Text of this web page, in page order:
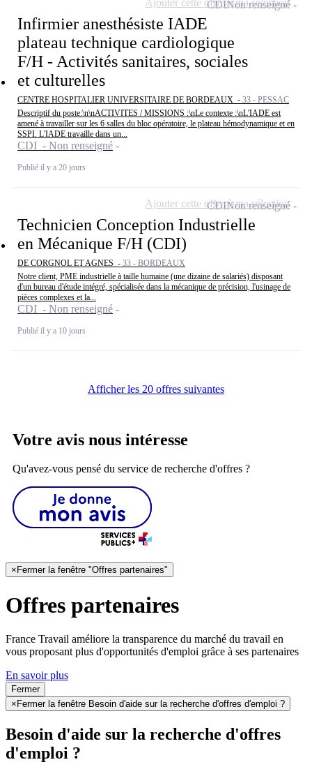
Infirmier anesthésiste IADE
plateau technique cardiologique
F/H - Activités sanitaires, sociales
et culturelles
CENTRE HOSPITALIER UNIVERSITAIRE DE BORDEAUX - 33 - PESSAC
Descriptif du poste:\n\nACTIVITES / MISSIONS :\nLe contexte :\nL'IADE est
amené à travailler sur les 6 salles du bloc opératoire, le plateau hémodynamique et en
SSPI. L'IADE travaille dans un...
CDI - Non renseigné
Publié il y a 20 jours
CDINon renseigné
Technicien Conception Industrielle
en Mécanique F/H (CDI)
DE CORGNOL ET AGNES - 33 - BORDEAUX
Notre client, PME industrielle à taille humaine (une dizaine de salariés) disposant
d'un bureau d'étude intégré, spécialisée dans la mécanique de précision, l'usinage de
pièces complexes et la...
CDI - Non renseigné
Publié il y a 10 jours
CDINon renseigné
Ajouter cette offre à ma sélection
Afficher les 20 offres suivantes
Votre avis nous intéresse
Qu'avez-vous pensé du service de recherche d'offres ?
× Fermer la fenêtre "Offres partenaires"
Offres partenaires
France Travail améliore la transparence du marché du travail en
vous proposant plus d'opportunités d'emploi grâce à ses partenaires
En savoir plus
Fermer
× Fermer la fenêtre Besoin d'aide sur la recherche d'offres d'emploi ?
Besoin d'aide sur la recherche d'offres
d'emploi ?